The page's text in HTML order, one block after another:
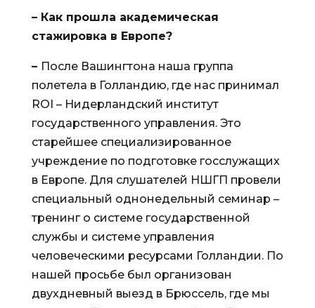
– Как прошла академическая
стажировка в Европе?
– После Вашингтона наша группа
полетела в Голландию, где нас принимал
ROI – Нидерландский институт
государственного управления. Это
старейшее специализированное
учреждение по подготовке госслужащих
в Европе. Для слушателей НШГП провели
специальный однонедельный семинар –
тренинг о системе государственной
службы и системе управления
человеческими ресурсами Голландии. По
нашей просьбе был организован
двухдневный выезд в Брюссель, где мы